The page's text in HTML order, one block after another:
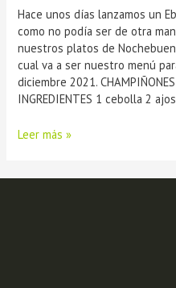
Hace unos días lanzamos un
como no podía ser de otra
nuestros platos de
cual va a ser nuestro menú
diciembre 2021. CHAMPIÑONES
INGREDIENTES 1 cebolla 2
Leer más »